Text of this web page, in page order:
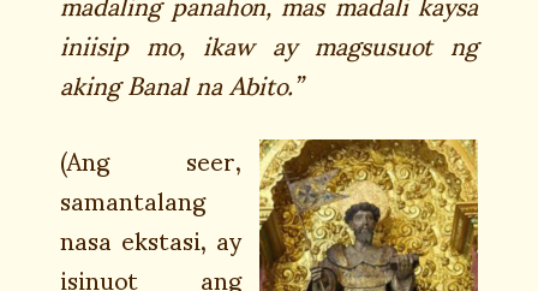
iniisip mo, ikaw ay magsusuot ng
aking Banal na Abito.”
(Ang seer,
samantalang
nasa ekstasi, ay